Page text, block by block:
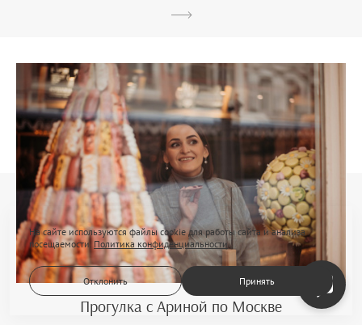
Прогулка с Ариной по Москве
На сайте используются файлы cookie для работы сайта и анализа
посещаемости. Политика конфиденциальности
Отклонить Принять